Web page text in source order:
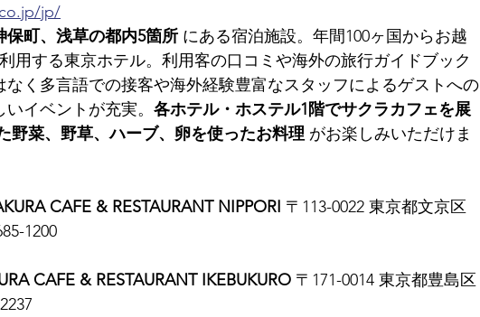
jp/
町、浅草の都内5箇所 にある宿泊施設。年間100ヶ国からお越
用する東京ホテル。利用客の口コミや海外の旅行ガイドブック
く多言語での接客や海外経験豊富なスタッフによるゲストへの
イベントが充実。 各ホテル・ホステル1階でサクラカフェを展
野菜、野草、ハーブ、卵を使ったお料理 がお楽しみいただけま
CAFE & RESTAURANT NIPPORI 〒113-0022 東京都文京区
1200
CAFE & RESTAURANT IKEBUKURO 〒171-0014 東京都豊島区